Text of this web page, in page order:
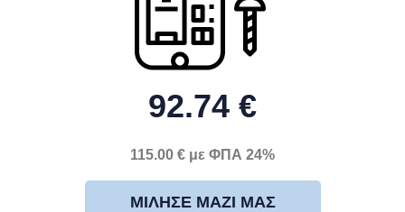
92.74 €
115.00 € με ΦΠΑ 24%
ΜΊΛΗΣΕ ΜΑΖΊ ΜΑΣ